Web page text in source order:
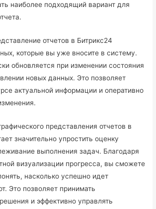
наиболее подходящий вариант для
отчетов в Битрикс24
которые вы уже вносите в систему.
обновляется при изменении состояния
новых данных. Это позволяет
актуальной информации и оперативно
представления отчетов в
значительно упростить оценку
выполнения задач. Благодаря
визуализации прогресса, вы сможете
насколько успешно идет
Это позволяет принимать
и эффективно управлять